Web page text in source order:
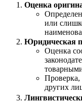
Оценка
или
Юридическая
Оценка
Проверка,
других